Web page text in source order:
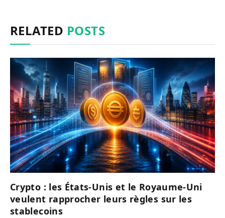
RELATED POSTS
Crypto : les États-Unis et le Royaume-Uni
veulent rapprocher leurs règles sur les
stablecoins